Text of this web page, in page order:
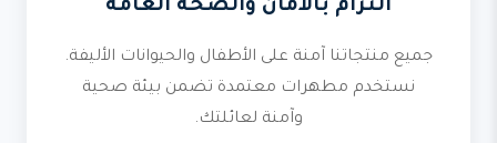
التزام بالأمان والصحة العامة
جميع منتجاتنا آمنة على الأطفال والحيوانات الأليفة.
نستخدم مطهرات معتمدة تضمن بيئة صحية
وآمنة لعائلتك.